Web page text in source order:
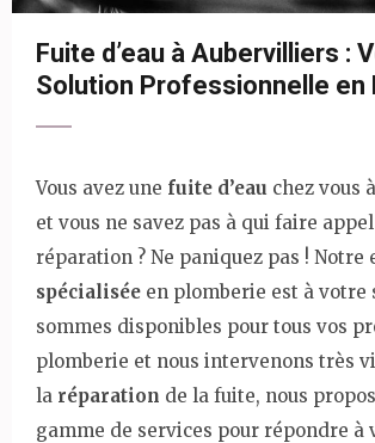
Fuite d’eau à Aubervilliers :
Solution Professionnelle en
Vous avez une fuite d’eau chez vous
et vous ne savez pas à qui faire
réparation ? Ne paniquez pas ! Notre
spécialisée en plomberie est à votre
sommes disponibles pour tous vos
plomberie et nous intervenons très
la réparation de la fuite, nous
gamme de services pour répondre à